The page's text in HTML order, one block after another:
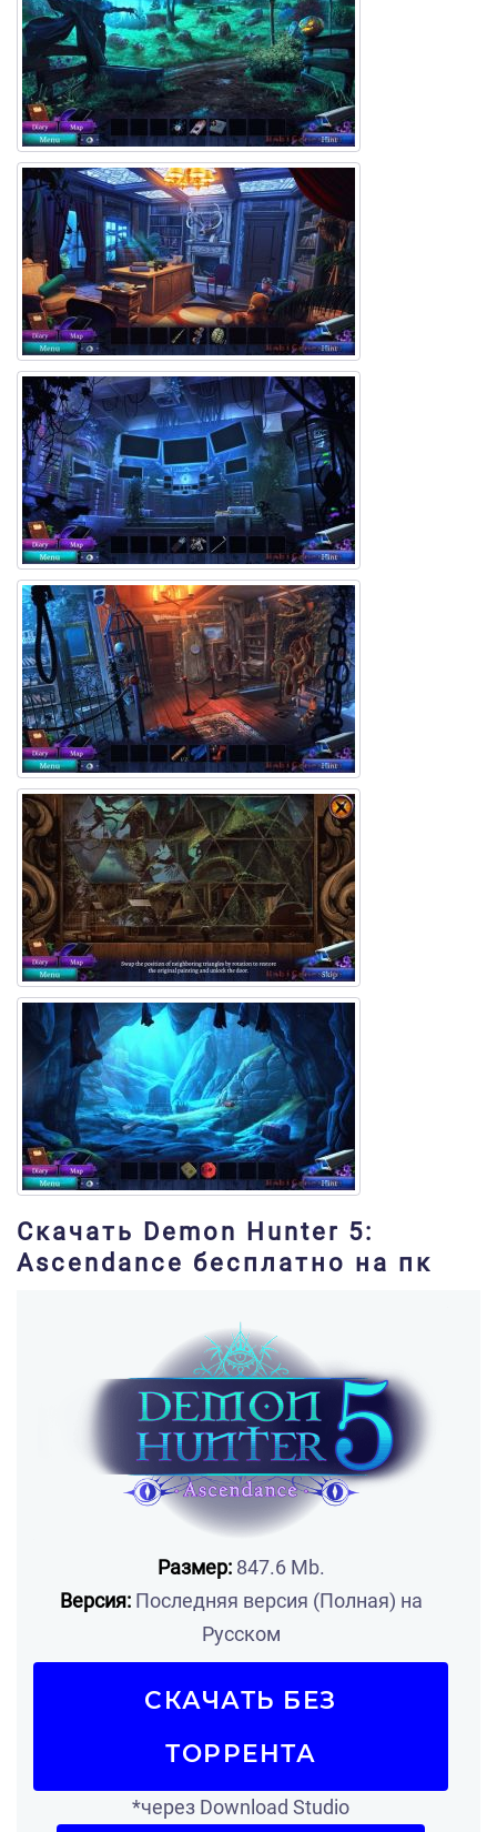
Скачать Demon Hunter 5:
Ascendance бесплатно на пк
Размер:847.6 Mb.
Версия:Последняя версия (Полная) на
Русском
СКАЧАТЬ БЕЗ
ТОРРЕНТА
*через Download Studio